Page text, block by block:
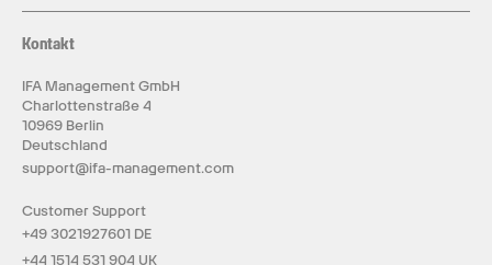
Kontakt
IFA Management GmbH
Charlottenstraße 4
10969 Berlin
Deutschland
support@ifa-management.com
Customer Support
+49 3021927601 DE
+44 1514 531 904 UK